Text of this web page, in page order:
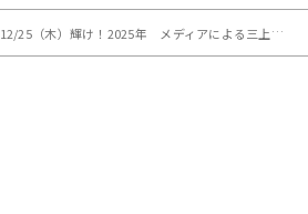
12/25（木）輝け！2025年 メディアによる三上洋さんへのIT関連問い合わせランキング